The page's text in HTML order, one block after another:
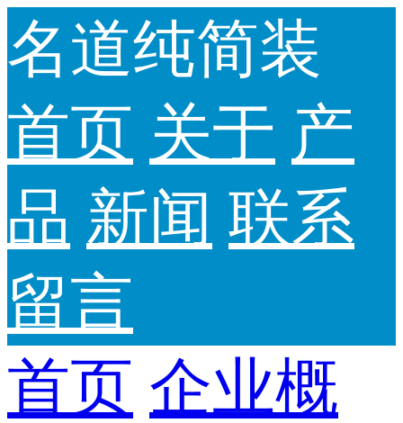
名道纯简装
首页 关于 产
品 新闻 联系
留言
首页 企业概